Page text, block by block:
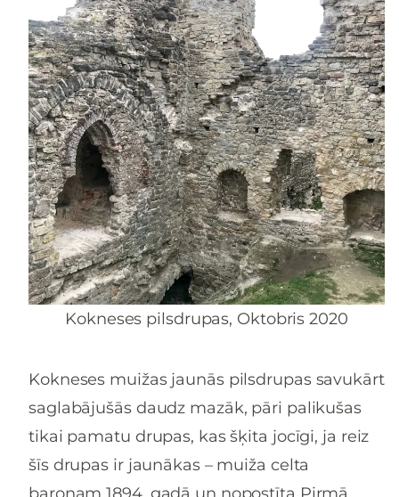
Kokneses pilsdrupas, Oktobris 2020
Kokneses muižas jaunās pilsdrupas savukārt
saglabājušās daudz mazāk, pāri palikušas
tikai pamatu drupas, kas šķita jocīgi, ja reiz
šīs drupas ir jaunākas – muiža celta